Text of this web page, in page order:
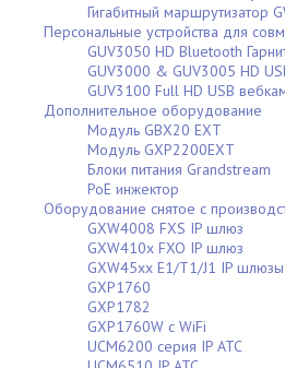
Гигабитный маршрутизатор
Персональные устройства для
GUV3050 HD Bluetooth
GUV3000 & GUV3005 HD
GUV3100 Full HD USB
Дополнительное оборудование
Модуль GBX20 EXT
Модуль GXP2200EXT
Блоки питания Grandstream
PoE инжектор
Оборудование снятое с
GXW4008 FXS IP шлюз
GXW410x FXO IP шлюз
GXW45xx E1/T1/J1 IP шлюзы
GXP1760
GXP1782
GXP1760W c WiFi
UCM6200 серия IP АТС